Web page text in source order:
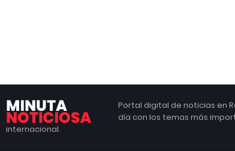
Portal digital de noticias en
día con los temas más
internacional.